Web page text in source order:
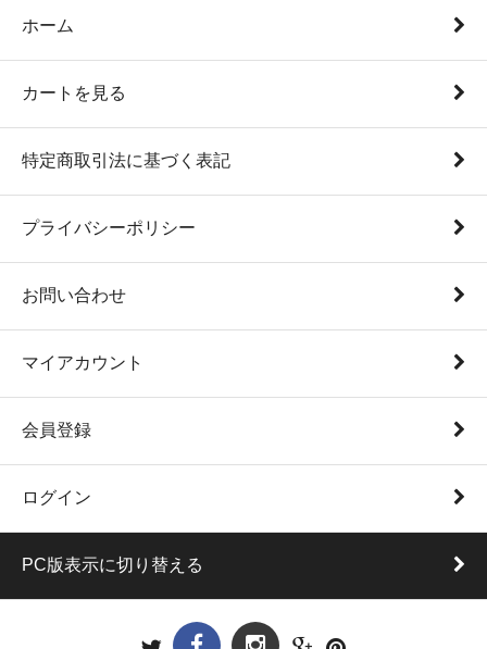
ホーム
カートを見る
特定商取引法に基づく表記
プライバシーポリシー
お問い合わせ
マイアカウント
会員登録
ログイン
PC版表示に切り替える